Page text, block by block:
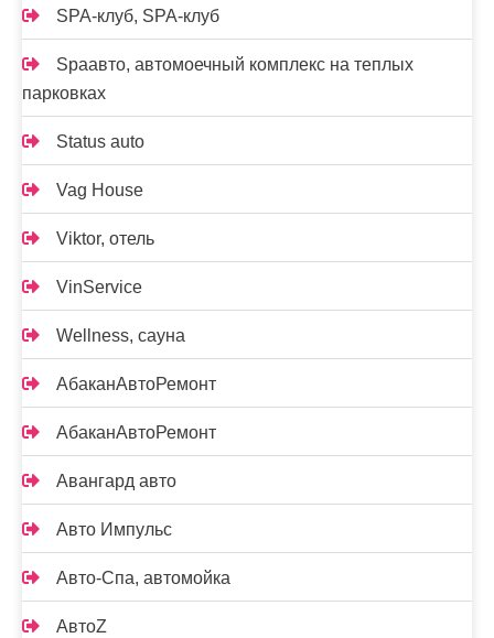
SPA-клуб, SPA-клуб
Spaавто, автомоечный комплекс на теплых
парковках
Status auto
Vag House
Viktor, отель
VinService
Wellness, сауна
АбаканАвтоРемонт
АбаканАвтоРемонт
Авангард авто
Авто Импульс
Авто-Спа, автомойка
АвтоZ